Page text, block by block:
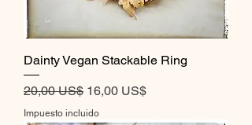
Dainty Vegan Stackable Ring
Precio
20,00 US$ Precio de oferta
16,00 US$
Impuesto incluido